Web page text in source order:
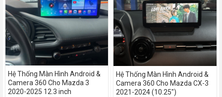
Hệ Thống Màn Hình Android &
Camera 360 Cho Mazda 3
2020-2025 12.3 inch
Hệ Thống Màn Hình Android &
Camera 360 Cho Mazda CX-3
2021-2024 (10.25″)